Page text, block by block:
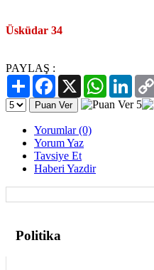
Üsküdar 34
PAYLAŞ :
PaylaşFacebook
X WhatsApp
Yorumlar (0)
Yorum Yaz
Tavsiye Et
Haberi Yazdir
Politika